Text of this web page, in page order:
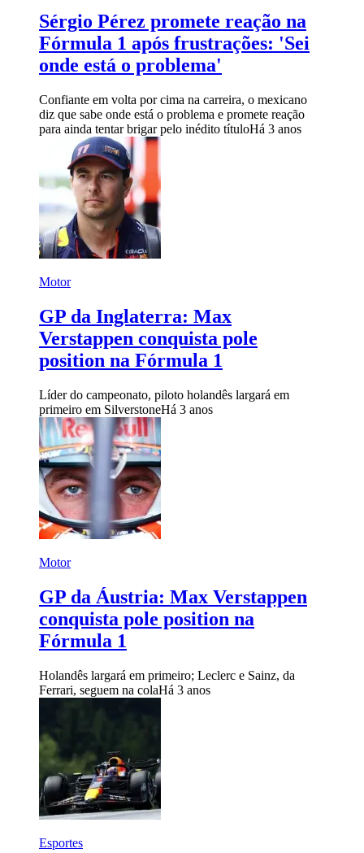
Sérgio Pérez promete reação na
Fórmula 1 após frustrações: 'Sei
onde está o problema'
Confiante em volta por cima na carreira, o mexicano
diz que sabe onde está o problema e promete reação
para ainda tentar brigar pelo inédito títuloHá 3 anos
Motor
GP da Inglaterra: Max
Verstappen conquista pole
position na Fórmula 1
Líder do campeonato, piloto holandês largará em
primeiro em SilverstoneHá 3 anos
Motor
GP da Áustria: Max Verstappen
conquista pole position na
Fórmula 1
Holandês largará em primeiro; Leclerc e Sainz, da
Ferrari, seguem na colaHá 3 anos
Esportes